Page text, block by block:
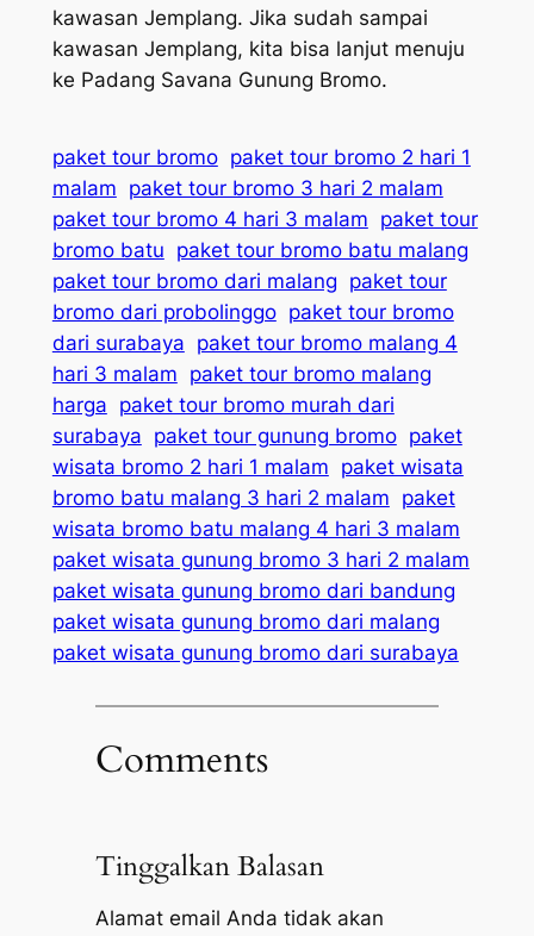
kawasan Jemplang. Jika sudah sampai
kawasan Jemplang, kita bisa lanjut menuju
ke Padang Savana Gunung Bromo.
paket tour bromo paket tour bromo 2 hari 1
malam paket tour bromo 3 hari 2 malam
paket tour bromo 4 hari 3 malam paket tour
bromo batu paket tour bromo batu malang
paket tour bromo dari malang paket tour
bromo dari probolinggo paket tour bromo
dari surabaya paket tour bromo malang 4
hari 3 malam paket tour bromo malang
harga paket tour bromo murah dari
surabaya paket tour gunung bromo paket
wisata bromo 2 hari 1 malam paket wisata
bromo batu malang 3 hari 2 malam paket
wisata bromo batu malang 4 hari 3 malam
paket wisata gunung bromo 3 hari 2 malam
paket wisata gunung bromo dari bandung
paket wisata gunung bromo dari malang
paket wisata gunung bromo dari surabaya
Comments
Tinggalkan Balasan
Alamat email Anda tidak akan